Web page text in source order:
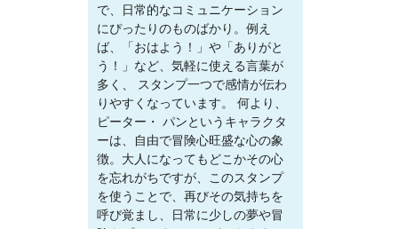
で、日常的なコミュニケーション
にぴったりのものばかり。例え
ば、「おはよう！」や「ありがと
う！」など、気軽に使える言葉が
多く、 スタンプ一つで感情が伝わ
りやすくなっています。 何より、
ピーター・ パンというキャラクタ
ーは、自由で冒険心旺盛な心の象
徴。大人になってもどこかその心
を忘れがちですが、このスタンプ
を使うことで、再びその気持ちを
呼び覚まし、日常に少しの夢や冒